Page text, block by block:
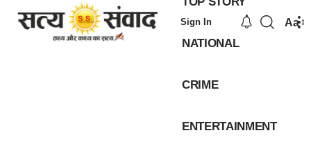
NATIONAL
CRIME
ENTERTAINMENT
Sign In Aa